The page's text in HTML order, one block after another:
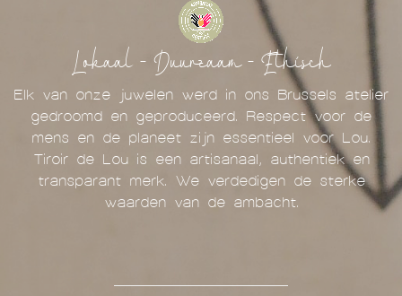
Lokaal - Duurzaam - Ethisch
Elk van onze juwelen werd in ons Brussels atelier
gedroomd en geproduceerd. Respect voor de
mens en de planeet zijn essentieel voor Lou.
Tiroir de Lou is een artisanaal, authentiek en
transparant merk. We verdedigen de sterke
waarden van de ambacht.